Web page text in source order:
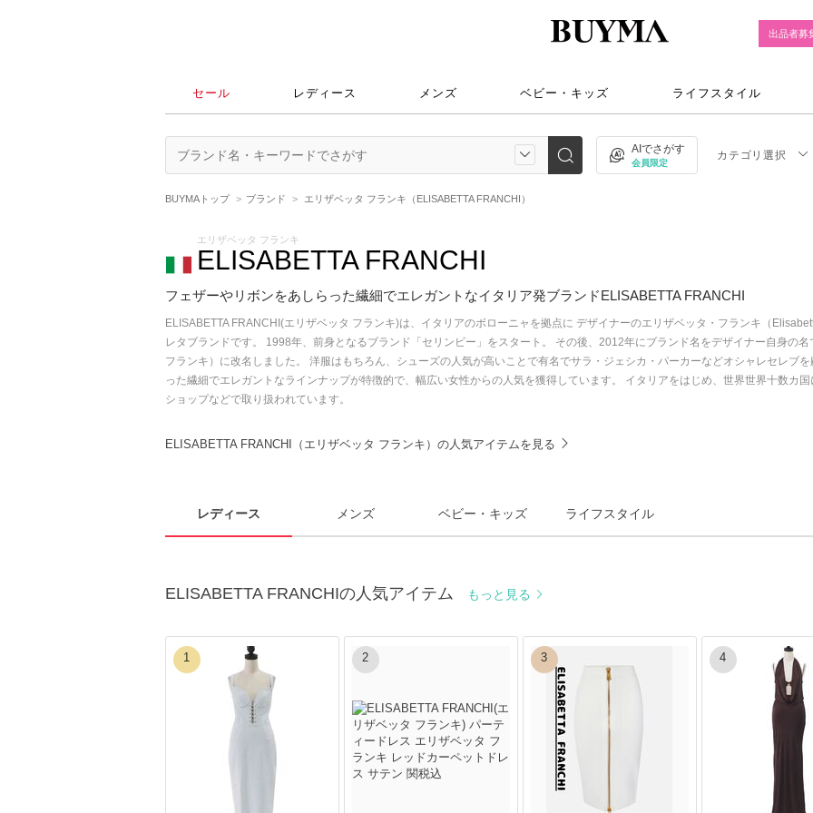
出品者募
セール レディース メンズ ベビー・キッズ ライフスタイル
AIでさがす
会員限定
カテゴリ選択
BUYMAトップ ブランド エリザベッタ フランキ（ELISABETTA FRANCHI）
エリザベッタ フランキ
ELISABETTA FRANCHI
フェザーやリボンをあしらった繊細でエレガントなイタリア発ブランドELISABETTA FRANCHI
ELISABETTA FRANCHI(エリザベッタ フランキ)は、イタリアのボローニャを拠点に デザイナーのエリザベッタ・フランキ（
レタブランドです。 1998年、前身となるブランド「セリンビー」をスタート。 その後、2012年にブランド名をデザイナー自身の
フランキ）に改名しました。 洋服はもちろん、シューズの人気が高いことで有名でサラ・ジェシカ・パーカーなどオシャレセレブ
った繊細でエレガントなラインナップが特徴的で、幅広い女性からの人気を獲得しています。 イタリアをはじめ、世界世界十数カ
ショップなどで取り扱われています。
ELISABETTA FRANCHI（エリザベッタ フランキ）の人気アイテムを見る
レディース メンズ ベビー・キッズ ライフスタイル
ELISABETTA FRANCHIの人気アイテム もっと見る
1 2 3 4